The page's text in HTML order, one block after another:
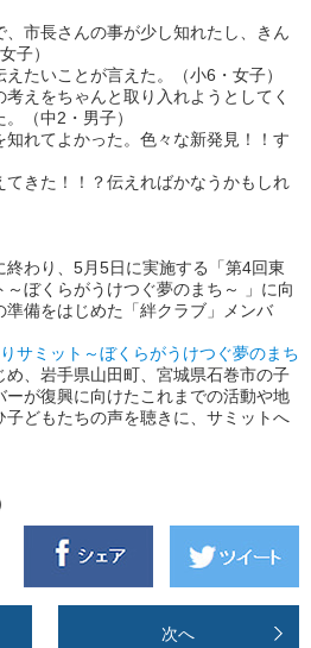
、市長さんの事が少し知れたし、きん
子）
たいことが言えた。（小6・女子）
考えをちゃんと取り入れようとしてく
（中2・男子）
知れてよかった。色々な新発見！！す
てきた！！？伝えればかなうかもしれ
終わり、5月5日に実施する「第4回東
ぼくらがうけつぐ夢のまち～ 」に向
備をはじめた「絆クラブ」メンバ
サミット～ぼくらがうけつぐ夢のまち
め、岩手県山田町、宮城県石巻市の子
ーが復興に向けたこれまでの活動や地
どもたちの声を聴きに、サミットへ
次へ